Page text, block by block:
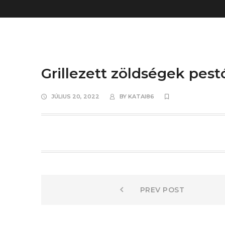
Grillezett zöldségek
JÚLIUS 20, 2022 BY KATAI86
Bejegyzés
PREV POST